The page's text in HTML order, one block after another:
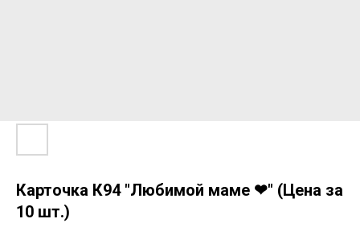
Карточка К94 "Любимой маме ❤" (Цена за
10 шт.)